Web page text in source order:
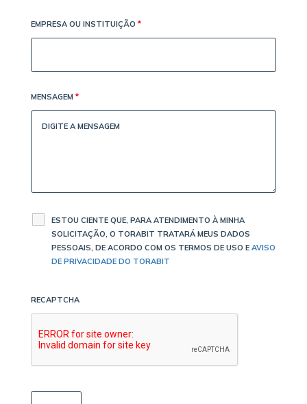
EMPRESA OU INSTITUIÇÃO *
MENSAGEM *
ESTOU CIENTE QUE, PARA ATENDIMENTO À MINHA
SOLICITAÇÃO, O TORABIT TRATARÁ MEUS DADOS
PESSOAIS, DE ACORDO COM OS TERMOS DE USO E AVISO
DE PRIVACIDADE DO TORABIT
RECAPTCHA